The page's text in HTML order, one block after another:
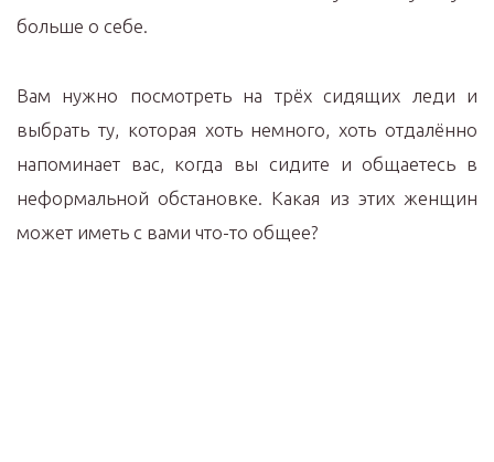
больше о себе.
Вам нужно посмотреть на трёх сидящих леди и
выбрать ту, которая хоть немного, хоть отдалённо
напоминает вас, когда вы сидите и общаетесь в
неформальной обстановке. Какая из этих женщин
может иметь с вами что-то общее?